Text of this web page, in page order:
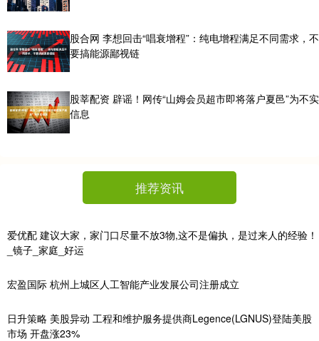
股合网 李想回击“唱衰增程”：纯电增程满足不同需求，不
要搞能源鄙视链
股莘配资 辟谣！网传“山姆会员超市即将落户夏邑”为不实
信息
推荐资讯
爱优配 建议大家，家门口尽量不放3物,这不是偏执，是过来人的经验！
_镜子_家庭_好运
宏盈国际 杭州上城区人工智能产业发展公司注册成立
日升策略 美股异动 工程和维护服务提供商Legence(LGNUS)登陆美股
市场 开盘涨23%